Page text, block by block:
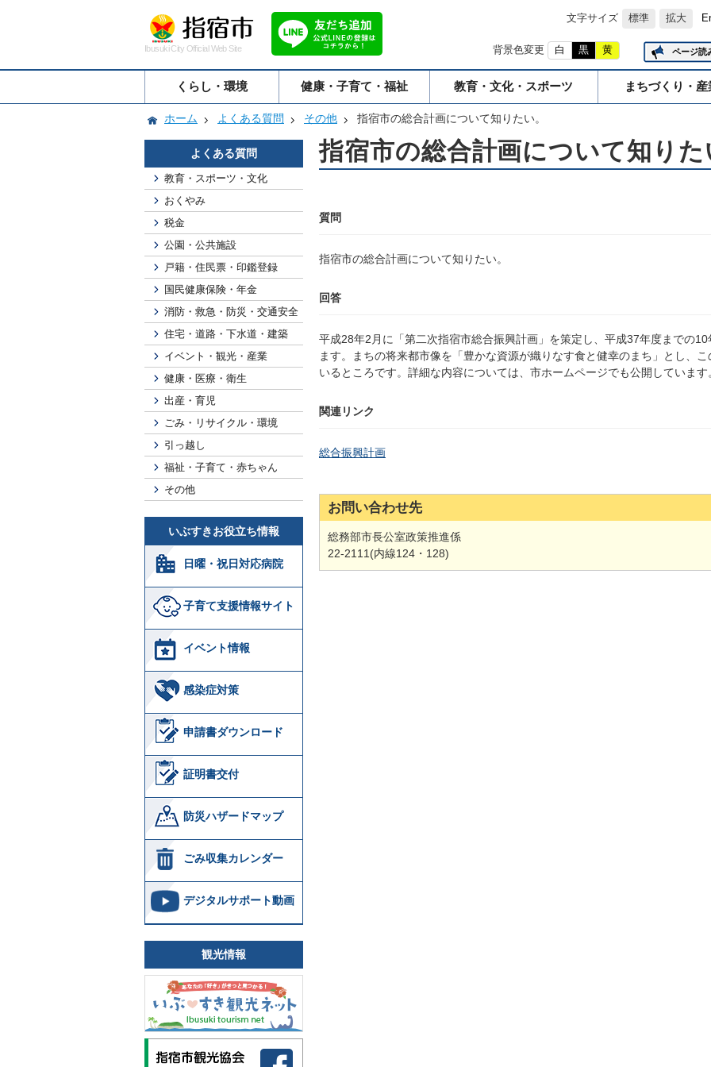
文字サイズ 標準 拡大
Ibusuki City Official Web Site 背景色変更 白 黒 黄 ページ読
くらし・環境 健康・子育て・福祉 教育・文化・スポーツ まちづくり・
ホーム よくある質問 その他 指宿市の総合計画について知りたい。
よくある質問
教育・スポーツ・文化
おくやみ
税金
公園・公共施設
戸籍・住民票・印鑑登録
国民健康保険・年金
消防・救急・防災・交通安全
住宅・道路・下水道・建築
イベント・観光・産業
健康・医療・衛生
出産・育児
ごみ・リサイクル・環境
引っ越し
福祉・子育て・赤ちゃん
その他
いぶすきお役立ち情報
日曜・祝日対応病院
子育て支援情報サイト
イベント情報
感染症対策
申請書ダウンロード
証明書交付
防災ハザードマップ
ごみ収集カレンダー
デジタルサポート動画
観光情報
指宿市の総合計画について知りた
質問
指宿市の総合計画について知りたい。
回答
平成28年2月に「第二次指宿市総合振興計画」を策定し、平成37年度までの
ます。まちの将来都市像を「豊かな資源が織りなす食と健幸のまち」とし、
いるところです。詳細な内容については、市ホームページでも公開しています
関連リンク
総合振興計画
お問い合わせ先
総務部市長公室政策推進係
22-2111(内線124・128)